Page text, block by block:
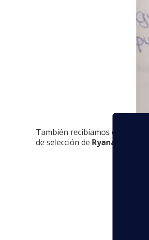
También recibíamos esta
de selección de Ryanair